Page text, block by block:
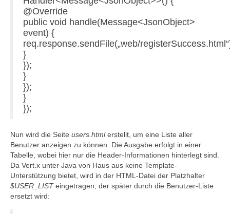
@Override
public void handle(Message<JsonObject>
event) {
req.response.sendFile(„web/
}
});
}
});
}
});
Nun wird die Seite users.htmlerstellt, um eine Liste aller
Benutzer anzeigen zu können. Die Ausgabe erfolgt in einer
Tabelle, wobei hier nur die Header-Informationen hinterlegt sind.
Da Vert.x unter Java von Haus aus keine Template-
Unterstützung bietet, wird in der HTML-Datei der Platzhalter
$USER_LISTeingetragen, der später durch die Benutzer-Liste
ersetzt wird: